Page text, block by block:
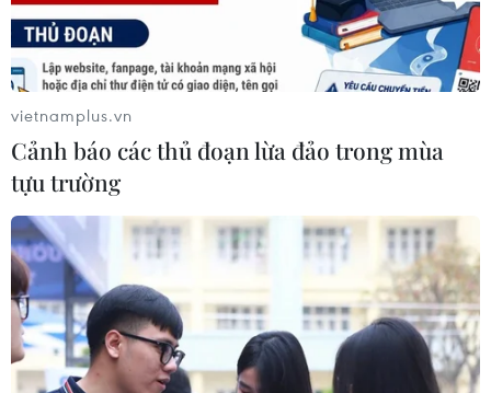
Tạp chí Canada: Trung Quốc xây căn cứ
quân sự lớn nhất Biển Đông
20/10/2016 22:51
Tạp chí Phòng vệ Hán Hòa (Kanwa) của Canada đưa
vietnamplus.vn
Cảnh báo các thủ đoạn lừa đảo trong mùa
tựu trường